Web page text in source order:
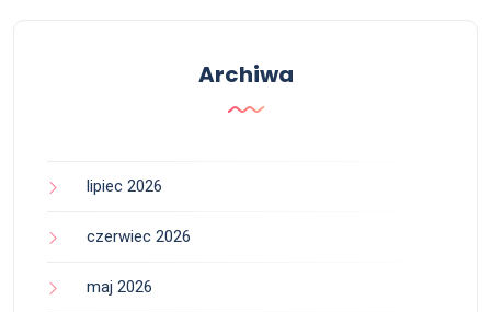
Archiwa
lipiec 2026
czerwiec 2026
maj 2026